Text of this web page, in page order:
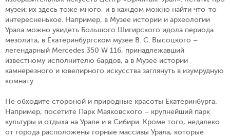
музеи: их здесь тоже много, и в каждом можно найти что-то
интересненькое. Например, в Музее истории и археологии
Урала можно увидеть Большого Шигирского идола периода
мезолита, в Екатеринбургском музее В. С. Высоцкого –
легендарный Mercedes 350 W 116, принадлежавший
известному исполнителю бардов, а в Музее истории
камнерезного и ювелирного искусства заглянуть в изумрудную
комнату.
Не обходите стороной и природные красоты Екатеринбурга.
Например, посетите Парк Маяковского – крупнейший парк
культуры и отдыха на Урале и в Сибири. Кроме того, недалеко
от города расположены горные массивы Урала, которые